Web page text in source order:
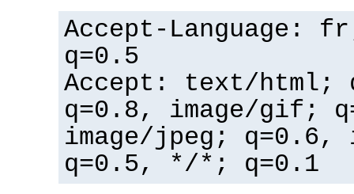
Accept-Language:
q=0.5
Accept: text/html;
q=0.8, image/gif;
image/jpeg; q=0.6,
q=0.5, */*; q=0.1